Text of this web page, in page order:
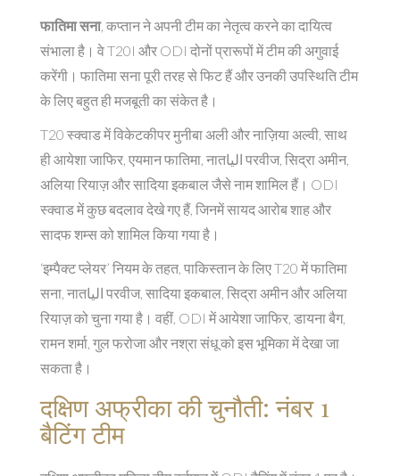
फातिमा सना, कप्तानने अपनी टीम का नेतृत्व करने का दायित्व
संभाला है। वे T20I और ODI दोनों प्रारूपों में टीम की अगुवाई
करेंगी। फातिमा सना पूरी तरह से फिट हैं और उनकी उपस्थिति टीम
के लिए बहुत ही मजबूती का संकेत है।
T20 स्क्वाड में विकेटकीपर मुनीबा अली और नाज़िया अल्वी, साथ
ही आयेशा जाफिर, एयमान फातिमा, नातاليا परवीज, सिद्रा अमीन,
अलिया रियाज़ और सादिया इकबाल जैसे नाम शामिल हैं। ODI
स्क्वाड में कुछ बदलाव देखे गए हैं, जिनमें सायद आरोब शाह और
सादफ शम्स को शामिल किया गया है।
‘इम्पैक्ट प्लेयर’ नियम के तहत, पाकिस्तान के लिए T20 में फातिमा
सना, नातاليا परवीज, सादिया इकबाल, सिद्रा अमीन और अलिया
रियाज़ को चुना गया है। वहीं, ODI में आयेशा जाफिर, डायना बैग,
रामन शर्मा, गुल फरोजा और नश्रा संधू को इस भूमिका में देखा जा
सकता है।
दक्षिण अफ्रीका की चुनौती: नंबर 1
बैटिंग टीम